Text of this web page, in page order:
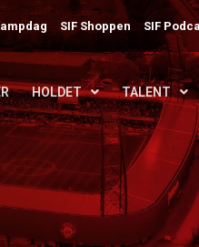
SIF Shoppen SIF
HOLDET TALENT